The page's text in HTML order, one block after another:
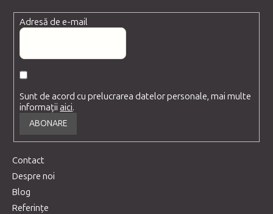
Adresă de e-mail
Sunt de acord cu prelucrarea datelor personale, mai multe
informațiiaici.
ABONARE
Contact
Despre noi
Blog
Referințe